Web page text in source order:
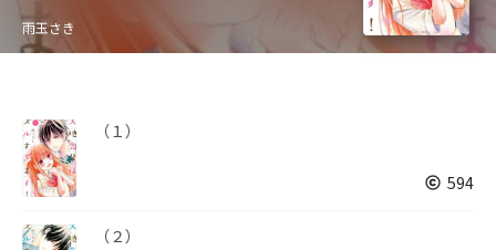
雨玉さき
（１）
594
（２）